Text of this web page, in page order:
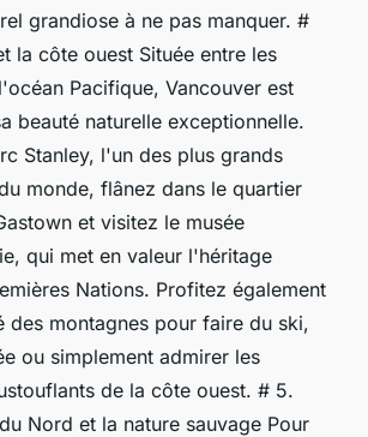
grandiose à ne pas manquer. #
la côte ouest Située entre les
Pacifique, Vancouver est
beauté naturelle exceptionnelle.
Stanley, l'un des plus grands
monde, flânez dans le quartier
et visitez le musée
qui met en valeur l'héritage
Nations. Profitez également
des montagnes pour faire du ski,
ou simplement admirer les
de la côte ouest. # 5.
Nord et la nature sauvage Pour